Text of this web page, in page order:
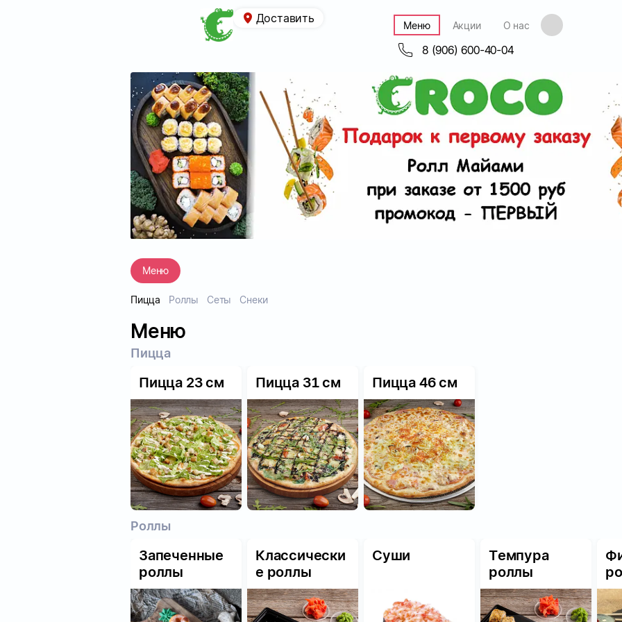
Доставить Меню Акции О нас
8 (906) 600-40-04
Меню
Пицца Роллы Сеты Снеки
Меню
Пицца
Пицца 23 см Пицца 31 см Пицца 46 см
Роллы
Запеченные
роллы
Классически
е роллы
Суши
Темпура
роллы